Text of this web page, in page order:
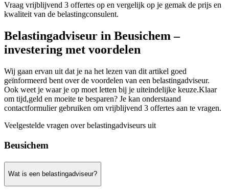
Vraag vrijblijvend 3 offertes op en vergelijk op je gemak de prijs en
kwaliteit van de belastingconsulent.
Belastingadviseur in Beusichem –
investering met voordelen
Wij gaan ervan uit dat je na het lezen van dit artikel goed
geïnformeerd bent over de voordelen van een belastingadviseur.
Ook weet je waar je op moet letten bij je uiteindelijke keuze.Klaar
om tijd,geld en moeite te besparen? Je kan onderstaand
contactformulier gebruiken om vrijblijvend 3 offertes aan te vragen.
Veelgestelde vragen over belastingadviseurs uit
Beusichem
Wat is een belastingadviseur?